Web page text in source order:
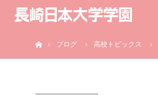
ブログ
高校トピックス